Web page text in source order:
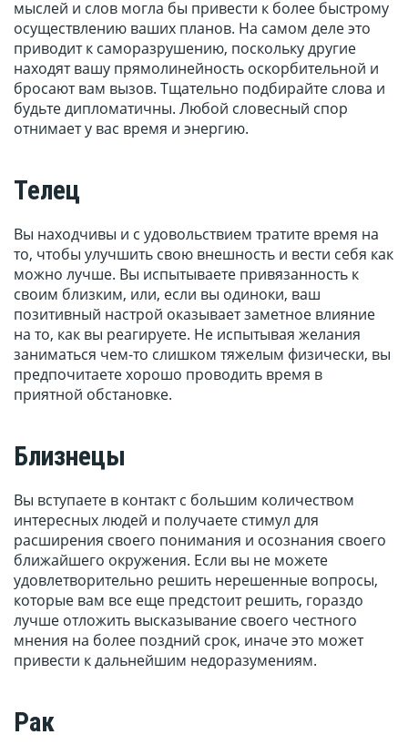
мыслей и слов могла бы привести к более быстрому
осуществлению ваших планов. На самом деле это
приводит к саморазрушению, поскольку другие
находят вашу прямолинейность оскорбительной и
бросают вам вызов. Тщательно подбирайте слова и
будьте дипломатичны. Любой словесный спор
отнимает у вас время и энергию.
Телец
Вы находчивы и с удовольствием тратите время на
то, чтобы улучшить свою внешность и вести себя как
можно лучше. Вы испытываете привязанность к
своим близким, или, если вы одиноки, ваш
позитивный настрой оказывает заметное влияние
на то, как вы реагируете. Не испытывая желания
заниматься чем-то слишком тяжелым физически, вы
предпочитаете хорошо проводить время в
приятной обстановке.
Близнецы
Вы вступаете в контакт с большим количеством
интересных людей и получаете стимул для
расширения своего понимания и осознания своего
ближайшего окружения. Если вы не можете
удовлетворительно решить нерешенные вопросы,
которые вам все еще предстоит решить, гораздо
лучше отложить высказывание своего честного
мнения на более поздний срок, иначе это может
привести к дальнейшим недоразумениям.
Рак